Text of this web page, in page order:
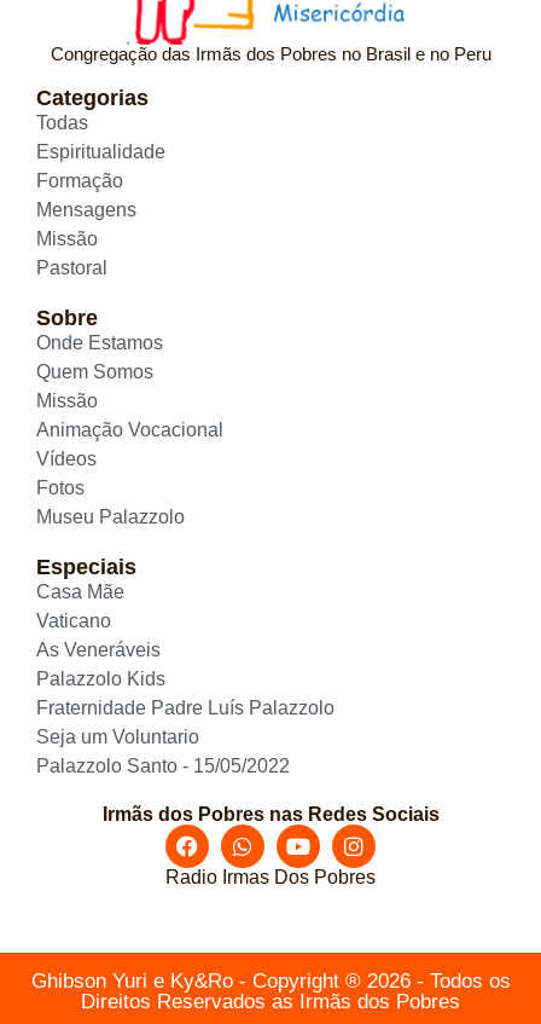
Congregação das Irmãs dos Pobres no Brasil e no Peru
Categorias
Todas
Espiritualidade
Formação
Mensagens
Missão
Pastoral
Sobre
Onde Estamos
Quem Somos
Missão
Animação Vocacional
Vídeos
Fotos
Museu Palazzolo
Especiais
Casa Mãe
Vaticano
As Veneráveis
Palazzolo Kids
Fraternidade Padre Luís Palazzolo
Seja um Voluntario
Palazzolo Santo - 15/05/2022
Irmãs dos Pobres nas Redes Sociais
Radio Irmas Dos Pobres
Ghibson Yuri e Ky&Ro - Copyright ® 2026 - Todos os
Direitos Reservados as Irmãs dos Pobres